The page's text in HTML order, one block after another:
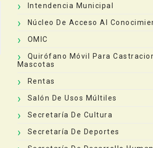
Intendencia Municipal
Núcleo De Acceso Al
OMIC
Quirófano Móvil Para
Mascotas
Rentas
Salón De Usos Múltiles
Secretaría De Cultura
Secretaría De Deportes